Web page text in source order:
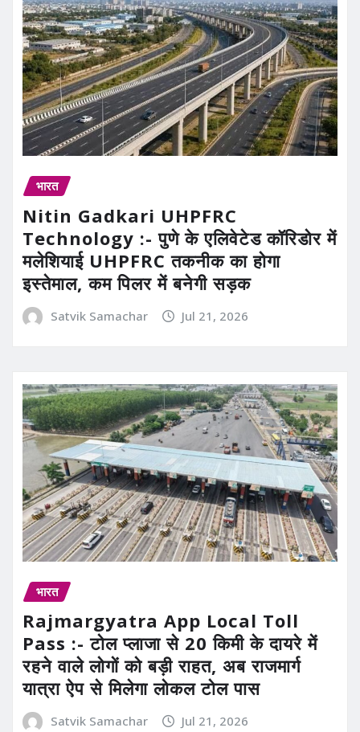
भारत
Nitin Gadkari UHPFRC
Technology :- पुणे के एलिवेटेड कॉरिडोर में
मलेशियाई UHPFRC तकनीक का होगा
इस्तेमाल, कम पिलर में बनेगी सड़क
Satvik Samachar Jul 21, 2026
भारत
Rajmargyatra App Local Toll
Pass :- टोल प्लाजा से 20 किमी के दायरे में
रहने वाले लोगों को बड़ी राहत, अब राजमार्ग
यात्रा ऐप से मिलेगा लोकल टोल पास
Satvik Samachar Jul 21, 2026